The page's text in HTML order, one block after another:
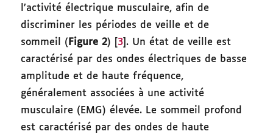
l’activité électrique musculaire, afin de
discriminer les périodes de veille et de
sommeil ( Figure 2) [ 3 ]. Un état de veille est
caractérisé par des ondes électriques de basse
amplitude et de haute fréquence,
généralement associées à une activité
musculaire (EMG) élevée. Le sommeil profond
est caractérisé par des ondes de haute